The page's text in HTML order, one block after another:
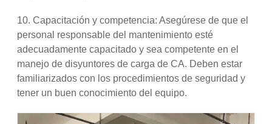
10. Capacitación y competencia: Asegúrese de que el
personal responsable del mantenimiento esté
adecuadamente capacitado y sea competente en el
manejo de disyuntores de carga de CA. Deben estar
familiarizados con los procedimientos de seguridad y
tener un buen conocimiento del equipo.